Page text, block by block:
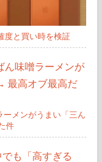
度と買い時を検証
ーメンがうまい「三ん
件